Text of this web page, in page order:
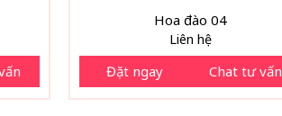
Hoa đào 04
Liên hệ
Đặt ngay Chat tư vấn